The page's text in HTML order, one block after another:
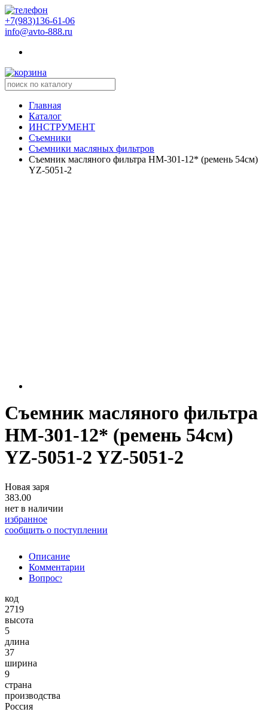
+7(983)136-61-06
info@avto-888.ru
Главная
Каталог
ИНСТРУМЕНТ
Съемники
Съемники масляных фильтров
Съемник масляного фильтра НМ-301-12* (ремень 54см)
YZ-5051-2
Съемник масляного фильтра
НМ-301-12* (ремень 54см)
YZ-5051-2 YZ-5051-2
Новая заря
383.00
нет в наличии
избранное
сообщить о поступлении
Описание
Комментарии
Вопрос?
код
2719
высота
5
длина
37
ширина
9
страна
производства
Россия